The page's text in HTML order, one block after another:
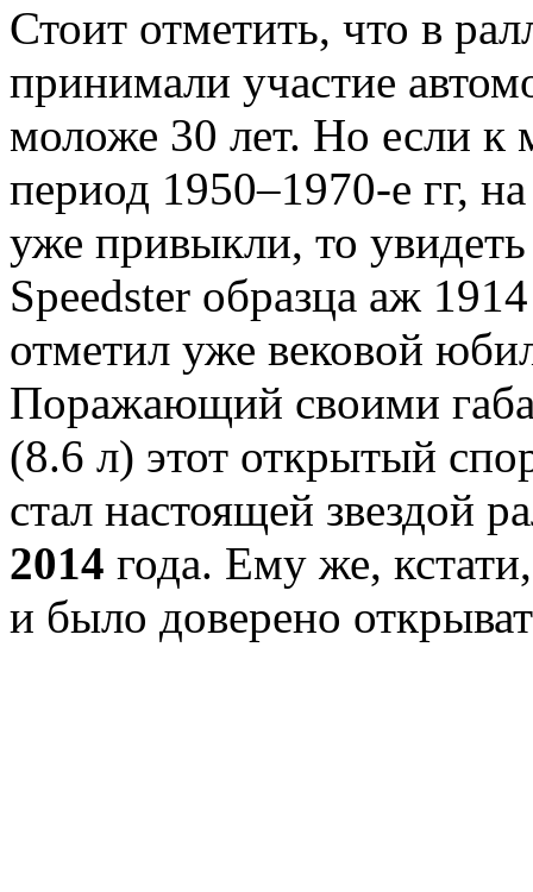
Стоит отметить, что в
принимали участие
моложе 30 лет. Но если
период 1950–1970-е гг,
уже привыкли, то
Speedster образца аж
отметил уже вековой
Поражающий своими
(8.6 л) этот открытый
стал настоящей звездой
2014 года. Ему же,
и было доверено